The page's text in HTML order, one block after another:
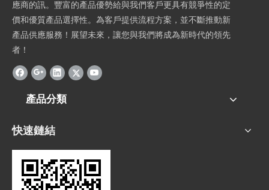
應商的訊。豐富的產品優勢給與我們客戶更具有競爭性的定
價和優質產品選擇性。為客戶提供流程方案，並不斷推動新
產品供應服務！展望未來，讓您與我們將成為新時代的領先
者！
產品分類
快速鏈結